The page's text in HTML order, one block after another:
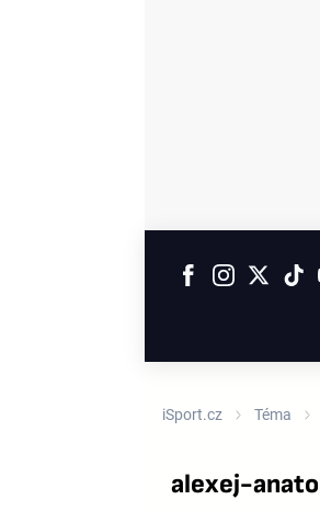
iSport.cz Téma
alexej-